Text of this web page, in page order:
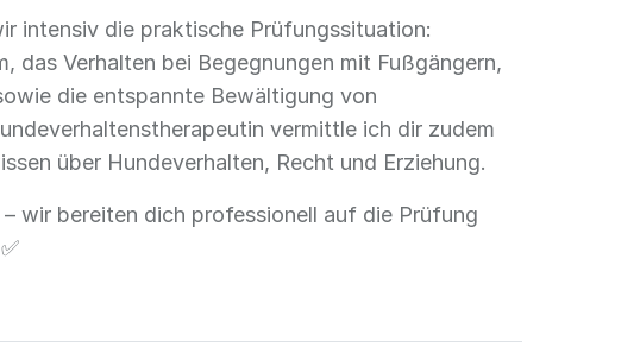
intensiv die praktische Prüfungssituation:
das Verhalten bei Begegnungen mit Fußgängern,
die entspannte Bewältigung von
vermittle ich dir zudem
über Hundeverhalten, Recht und Erziehung.
wir bereiten dich professionell auf die Prüfung